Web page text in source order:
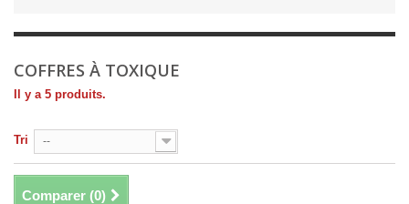
COFFRES À TOXIQUE
Il y a 5 produits.
Tri --
Comparer (0)